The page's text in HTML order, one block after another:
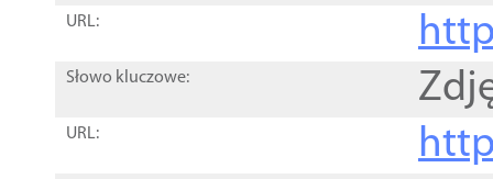
URL:
Słowo kluczowe:
URL: